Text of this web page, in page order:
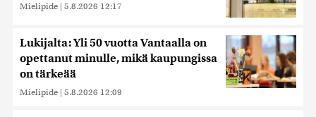
Mielipide | 5.8.2026 12:17
Lukijalta: Yli 50 vuotta Vantaalla on
opettanut minulle, mikä kaupungissa
on tärkeää
Mielipide | 5.8.2026 12:09